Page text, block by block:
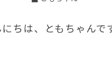
ちは、ともちゃんです